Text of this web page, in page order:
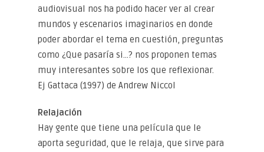
audiovisual nos ha podido hacer ver al crear
mundos y escenarios imaginarios en donde
poder abordar el tema en cuestión, preguntas
como ¿Que pasaría si…? nos proponen temas
muy interesantes sobre los que reflexionar.
Ej Gattaca (1997) de Andrew Niccol
Relajación
Hay gente que tiene una película que le
aporta seguridad, que le relaja, que sirve para